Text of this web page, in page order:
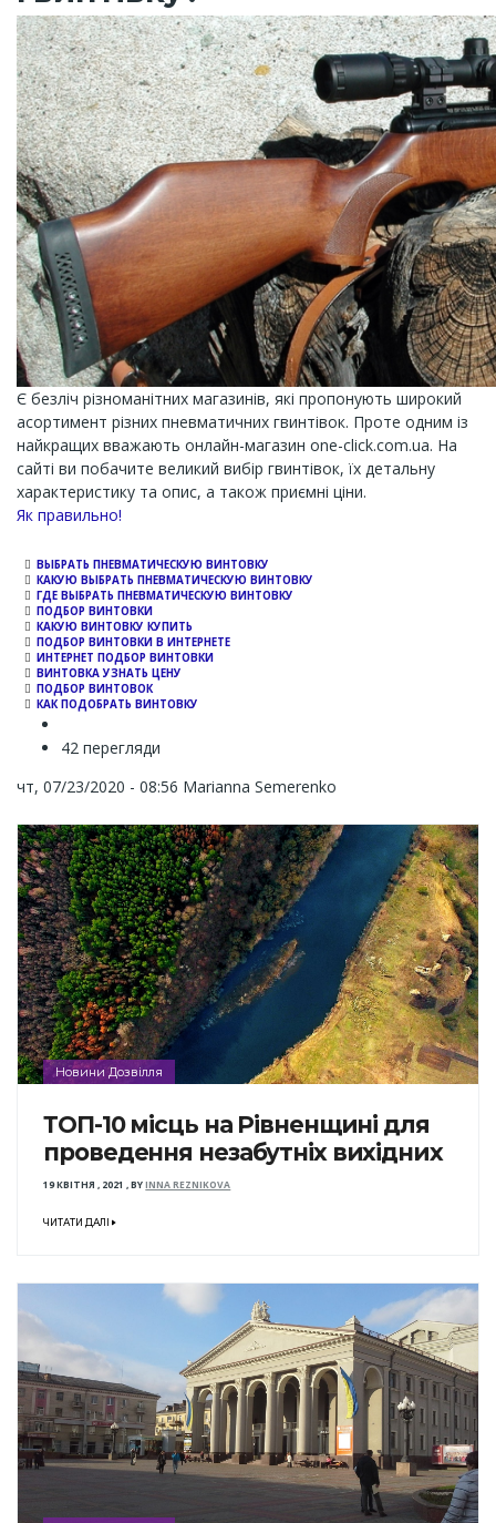
Є безліч різноманітних магазинів, які пропонують широкий
асортимент різних пневматичних гвинтівок. Проте одним із
найкращих вважають онлайн-магазин one-click.com.ua. На
сайті ви побачите великий вибір гвинтівок, їх детальну
характеристику та опис, а також приємні ціни.
Channel
Як правильно!
ВЫБРАТЬ ПНЕВМАТИЧЕСКУЮ ВИНТОВКУ
КАКУЮ ВЫБРАТЬ ПНЕВМАТИЧЕСКУЮ ВИНТОВКУ
ГДЕ ВЫБРАТЬ ПНЕВМАТИЧЕСКУЮ ВИНТОВКУ
ПОДБОР ВИНТОВКИ
КАКУЮ ВИНТОВКУ КУПИТЬ
ПОДБОР ВИНТОВКИ В ИНТЕРНЕТЕ
ИНТЕРНЕТ ПОДБОР ВИНТОВКИ
ВИНТОВКА УЗНАТЬ ЦЕНУ
ПОДБОР ВИНТОВОК
КАК ПОДОБРАТЬ ВИНТОВКУ
42 перегляди
чт, 07/23/2020 - 08:56 Marianna Semerenko
Новини Дозвілля
ТОП-10 місць на Рівненщині для
проведення незабутніх вихідних
19 КВІТНЯ , 2021 ,BYINNA REZNIKOVA
ЧИТАТИ ДАЛІ